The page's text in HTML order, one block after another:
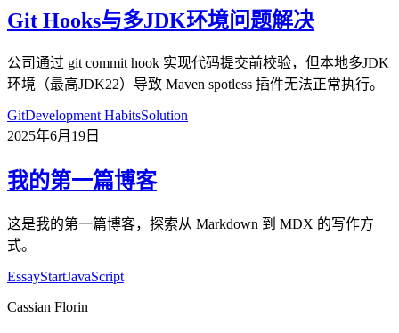
Git Hooks与多JDK环境问题解决
公司通过 git commit hook 实现代码提交前校验，但本地多JDK
环境（最高JDK22）导致 Maven spotless 插件无法正常执行。
GitDevelopment HabitsSolution
2025年6月19日
我的第一篇博客
这是我的第一篇博客，探索从 Markdown 到 MDX 的写作方
式。
EssayStartJavaScript
Cassian Florin